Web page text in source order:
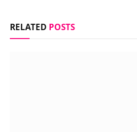
RELATED POSTS